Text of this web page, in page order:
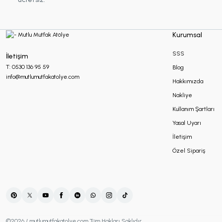
İletişim
T: 0530 136 95 59
info@mutlumutfakatolye.com
Kurumsal
SSS
Blog
Hakkımızda
Nakliye
Kullanım Şartları
Yasal Uyarı
İletişim
Özel Sipariş
Oda Kokusu Hediyelikleri
Sukulent Hediyelik